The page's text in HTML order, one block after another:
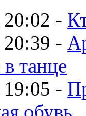
-
-
танце
-
обувь